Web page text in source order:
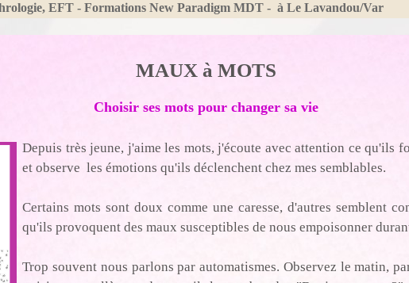
EFT - Formations New Paradigm MDT - à Le Lavandou/Var
MAUX à MOTS
Choisir ses mots pour changer sa vie
Depuis très jeune, j'aime les mots, j'écoute avec attention ce qu'ils
et observe les émotions qu'ils déclenchent chez mes semblables.
Certains mots sont doux comme une caresse, d'autres semblent
qu'ils provoquent des maux susceptibles de nous empoisonner
Trop souvent nous parlons par automatismes. Observez le matin,